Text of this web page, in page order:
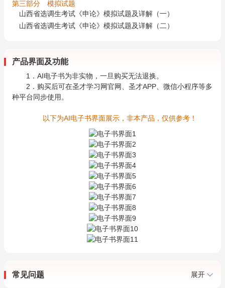
第三部分 模拟试题
山西省选调生考试《申论》模拟试题及详解（一）
山西省选调生考试《申论》模拟试题及详解（二）
产品界面及功能
1．AI电子书为非实物，一旦购买无法退换。
2．购买后可在圣才学习网官网、圣才APP、微信小程序等多
种平台同步使用。
以下为AI电子书界面展示，非本产品，仅供参考！
常见问题 展开